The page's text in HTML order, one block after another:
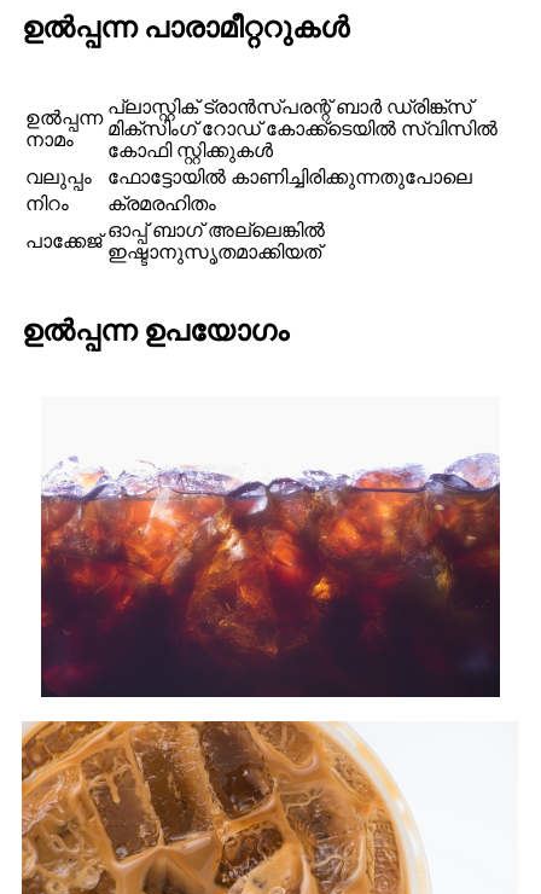
ഉൽപ്പന്ന പാരാമീറ്ററുകൾ
ഉൽപ്പന്ന
നാമം
പ്ലാസ്റ്റിക് ട്രാൻസ്പരന്റ് ബാർ ഡ്രിങ്ക്സ്
മിക്സിംഗ് റോഡ് കോക്ക്ടെയിൽ സ്വിസിൽ
കോഫി സ്റ്റിക്കുകൾ
വലുപ്പം
ഫോട്ടോയിൽ കാണിച്ചിരിക്കുന്നതുപോലെ
നിറം
ക്രമരഹിതം
പാക്കേജ്
ഓപ്പ് ബാഗ് അല്ലെങ്കിൽ
ഇഷ്ടാനുസൃതമാക്കിയത്
ഉൽപ്പന്ന ഉപയോഗം